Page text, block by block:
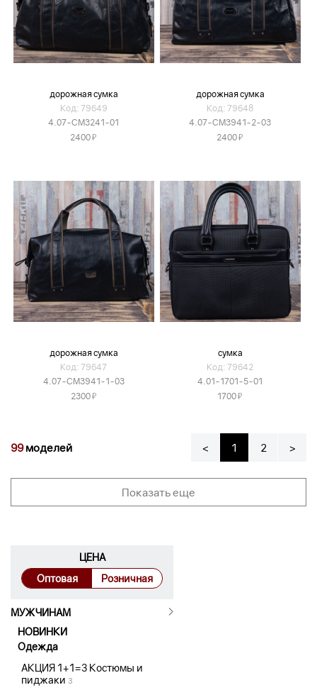
дорожная сумка
Код: 79649
4.07-CM3241-01
2400Я
дорожная сумка
Код: 79648
4.07-CM3941-2-03
2400Я
дорожная сумка
Код: 79647
4.07-CM3941-1-03
2300Я
сумка
Код: 79642
4.01-1701-5-01
1700Я
99моделей < 1 2 >
Показать еще
ЦЕНА
Оптовая
Розничная
МУЖЧИНАМ
НОВИНКИ
Одежда
АКЦИЯ 1+1=3 Костюмы и
пиджаки 3